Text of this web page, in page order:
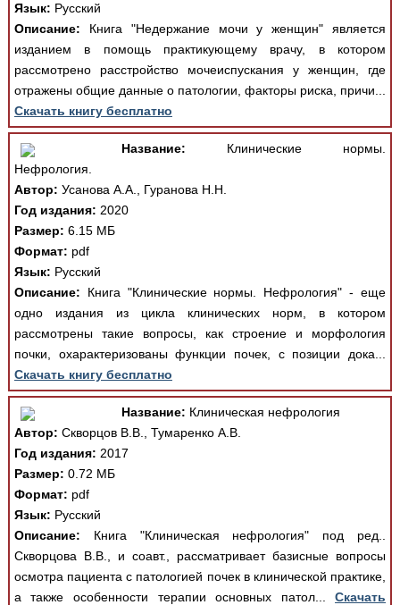
Язык: Русский
Описание: Книга "Недержание мочи у женщин" является
изданием в помощь практикующему врачу, в котором
рассмотрено расстройство мочеиспускания у женщин, где
отражены общие данные о патологии, факторы риска, причи...
Скачать книгу бесплатно
Название: Клинические нормы.
Нефрология.
Автор: Усанова А.А., Гуранова Н.Н.
Год издания: 2020
Размер: 6.15 МБ
Формат: pdf
Язык: Русский
Описание: Книга "Клинические нормы. Нефрология" - еще
одно издания из цикла клинических норм, в котором
рассмотрены такие вопросы, как строение и морфология
почки, охарактеризованы функции почек, с позиции дока...
Скачать книгу бесплатно
Название: Клиническая нефрология
Автор: Скворцов В.В., Тумаренко А.В.
Год издания: 2017
Размер: 0.72 МБ
Формат: pdf
Язык: Русский
Описание: Книга "Клиническая нефрология" под ред..
Скворцова В.В., и соавт., рассматривает базисные вопросы
осмотра пациента с патологией почек в клинической практике,
а также особенности терапии основных патол...Скачать